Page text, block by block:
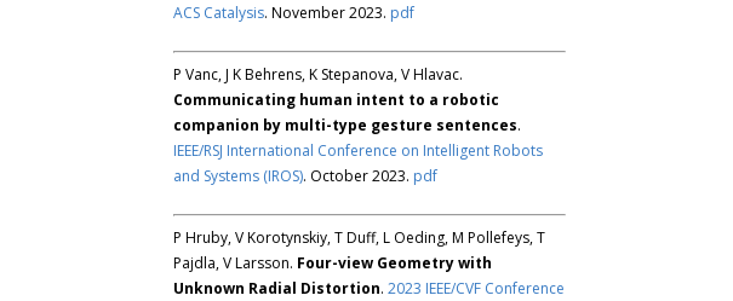
ACS Catalysis. November 2023. pdf
P Vanc, J K Behrens, K Stepanova, V Hlavac.
Communicating human intent to a robotic
companion by multi-type gesture sentences.
IEEE/RSJ International Conference on Intelligent Robots
and Systems (IROS). October 2023. pdf
P Hruby, V Korotynskiy, T Duff, L Oeding, M Pollefeys, T
Pajdla, V Larsson. Four-view Geometry with
Unknown Radial Distortion. 2023 IEEE/CVF Conference